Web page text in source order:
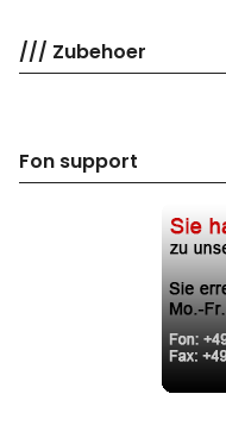
/// Zubehoer
Fon support